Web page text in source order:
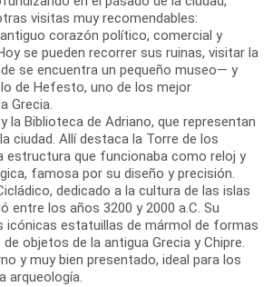
visitas muy recomendables:
corazón político, comercial y
se pueden recorrer sus ruinas, visitar la
se encuentra un pequeño museo— y
de Hefesto, uno de los mejor
Grecia.
la Biblioteca de Adriano, que representan
ciudad. Allí destaca la Torre de los
estructura que funcionaba como reloj y
famosa por su diseño y precisión.
dedicado a la cultura de las islas
entre los años 3200 y 2000 a.C. Su
icónicas estatuillas de mármol de formas
objetos de la antigua Grecia y Chipre.
y muy bien presentado, ideal para los
arqueología.